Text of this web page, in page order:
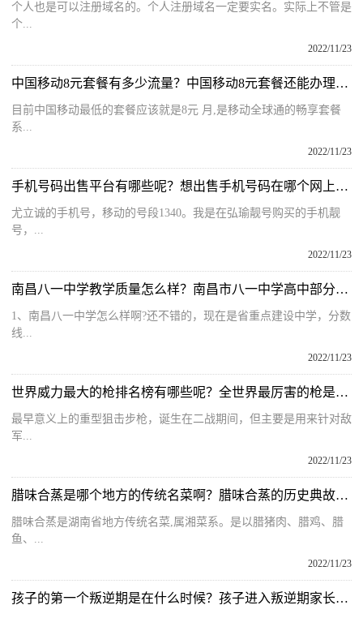
个人也是可以注册域名的。个人注册域名一定要实名。实际上不管是
个...
2022/11/23
中国移动8元套餐有多少流量？中国移动8元套餐还能办理吗怎么办？
目前中国移动最低的套餐应该就是8元 月,是移动全球通的畅享套餐
系...
2022/11/23
手机号码出售平台有哪些呢？想出售手机号码在哪个网上比较好呢？
尤立诚的手机号，移动的号段1340。我是在弘瑜靓号购买的手机靓
号，...
2022/11/23
南昌八一中学教学质量怎么样？南昌市八一中学高中部分数线是多少？
1、南昌八一中学怎么样啊?还不错的，现在是省重点建设中学，分数
线...
2022/11/23
世界威力最大的枪排名榜有哪些呢？全世界最厉害的枪是什么枪呢？
最早意义上的重型狙击步枪，诞生在二战期间，但主要是用来针对敌
军...
2022/11/23
腊味合蒸是哪个地方的传统名菜啊？腊味合蒸的历史典故是什么呢？
腊味合蒸是湖南省地方传统名菜,属湘菜系。是以腊猪肉、腊鸡、腊
鱼、...
2022/11/23
孩子的第一个叛逆期是在什么时候？孩子进入叛逆期家长应该怎么办?